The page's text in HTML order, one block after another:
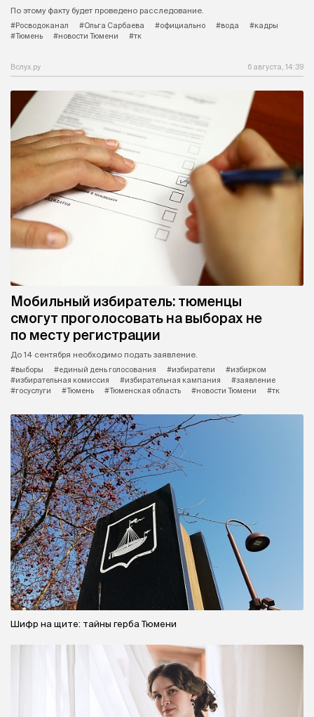
По этому факту будет проведено расследование.
#Росводоканал
#Ольга Сарбаева #официально #вода
#кадры
#Тюмень
#новости Тюмени #тк
Вслух.ру 6 августа, 14:39
Мобильный избиратель: тюменцы
смогут проголосовать на выборах не
по месту регистрации
До 14 сентября необходимо подать заявление.
#выборы
#единый день голосования #избиратели
#избирком
#избирательная комиссия
#избирательная кампания
#заявление
#госуслуги
#Тюмень #Тюменская область #новости Тюмени #тк
Шифр на щите: тайны герба Тюмени